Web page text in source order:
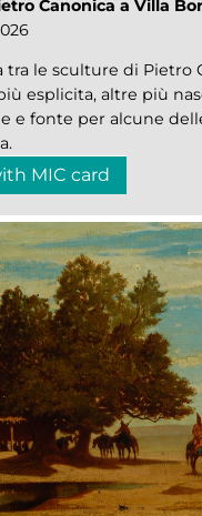
Canonica a Villa
tra le sculture di Pietro
esplicita, altre più
e fonte per alcune
MIC card